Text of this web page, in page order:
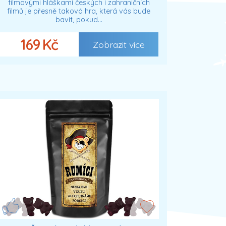
filmovými hláškami českých i zahraničních
filmů je přesně taková hra, která vás bude
bavit, pokud…
169 Kč Zobrazit více